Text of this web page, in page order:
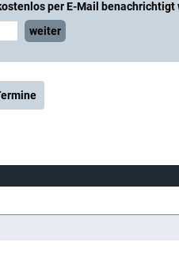
per E-Mail benachrichtigt
weiter